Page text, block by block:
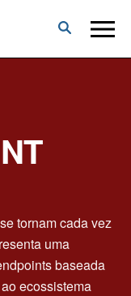
tornam cada vez
uma
baseada
ecossistema